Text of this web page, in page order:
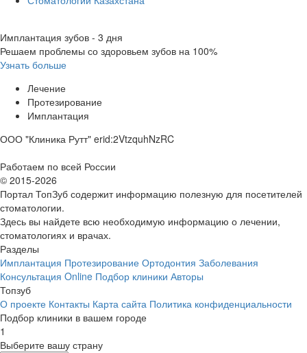
Имплантация зубов - 3 дня
Решаем проблемы со здоровьем зубов на 100%
Узнать больше
Лечение
Протезирование
Имплантация
ООО "Клиника Рутт" erid:2VtzquhNzRC
Работаем по всей России
© 2015-2026
Портал ТопЗуб содержит информацию полезную для посетителей
стоматологии.
Здесь вы найдете всю необходимую информацию о лечении,
стоматологиях и врачах.
Разделы
Имплантация Протезирование Ортодонтия Заболевания
Консультация Online Подбор клиники Авторы
Топзуб
О проекте Контакты Карта сайта Политика конфиденциальности
Подбор клиники в вашем городе
1
Выберите вашу страну